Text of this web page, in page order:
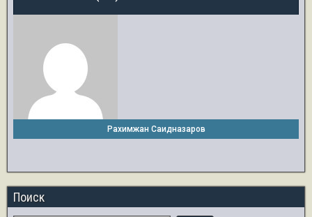
Рахимжан Саидназаров
Поиск